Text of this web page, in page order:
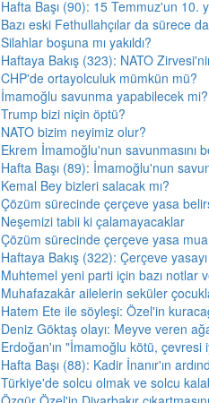
Hafta Başı (90): 15 Temmuz'un 10.
Bazı eski Fethullahçılar da sürece
Silahlar boşuna mı yakıldı?
Haftaya Bakış (323): NATO
CHP'de ortayolculuk mümkün mü?
İmamoğlu savunma yapabilecek mi?
Trump bizi niçin öptü?
NATO bizim neyimiz olur?
Ekrem İmamoğlu'nun savunmasını
Hafta Başı (89): İmamoğlu'nun
Kemal Bey bizleri salacak mı?
Çözüm sürecinde çerçeve yasa
Neşemizi tabii ki çalamayacaklar
Çözüm sürecinde çerçeve yasa
Haftaya Bakış (322): Çerçeve
Muhtemel yeni parti için bazı notlar
Muhafazakâr ailelerin seküler
Hatem Ete ile söyleşi: Özel'in
Deniz Göktaş olayı: Meyve veren
Erdoğan'ın "İmamoğlu kötü, çevresi
Hafta Başı (88): Kadir İnanır'ın
Türkiye'de solcu olmak ve solcu